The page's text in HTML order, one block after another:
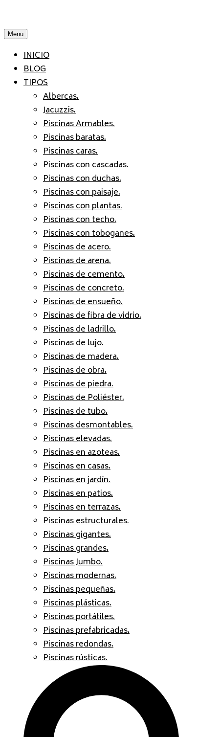
Menu
INICIO
BLOG
TIPOS
Albercas.
Jacuzzis.
Piscinas Armables.
Piscinas baratas.
Piscinas caras.
Piscinas con cascadas.
Piscinas con duchas.
Piscinas con paisaje.
Piscinas con plantas.
Piscinas con techo.
Piscinas con toboganes.
Piscinas de acero.
Piscinas de arena.
Piscinas de cemento.
Piscinas de concreto.
Piscinas de ensueño.
Piscinas de fibra de vidrio.
Piscinas de ladrillo.
Piscinas de lujo.
Piscinas de madera.
Piscinas de obra.
Piscinas de piedra.
Piscinas de Poliéster.
Piscinas de tubo.
Piscinas desmontables.
Piscinas elevadas.
Piscinas en azoteas.
Piscinas en casas.
Piscinas en jardín.
Piscinas en patios.
Piscinas en terrazas.
Piscinas estructurales.
Piscinas gigantes.
Piscinas grandes.
Piscinas Jumbo.
Piscinas modernas.
Piscinas pequeñas.
Piscinas plásticas.
Piscinas portátiles.
Piscinas prefabricadas.
Piscinas redondas.
Piscinas rústicas.